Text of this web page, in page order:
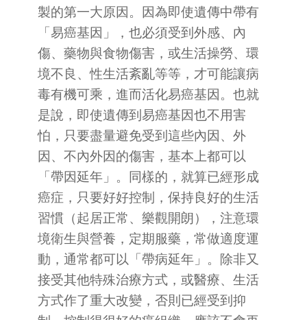
製的第一大原因。因為即使遺傳中帶有
「易癌基因」，也必須受到外感、內
傷、藥物與食物傷害，或生活操勞、環
境不良、性生活紊亂等等，才可能讓病
毒有機可乘，進而活化易癌基因。也就
是說，即使遺傳到易癌基因也不用害
怕，只要盡量避免受到這些內因、外
因、不內外因的傷害，基本上都可以
「帶因延年」。同樣的，就算已經形成
癌症，只要好好控制，保持良好的生活
習慣（起居正常、樂觀開朗），注意環
境衛生與營養，定期服藥，常做適度運
動，通常都可以「帶病延年」。除非又
接受其他特殊治療方式，或醫療、生活
方式作了重大改變，否則已經受到抑